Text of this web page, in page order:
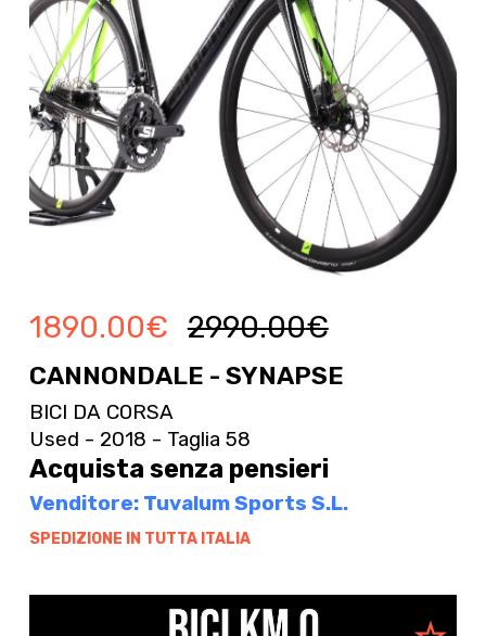
1890.00€ 2990.00€
CANNONDALE - SYNAPSE
BICI DA CORSA
Used - 2018 - Taglia 58
Acquista senza pensieri
Venditore: Tuvalum Sports S.L.
SPEDIZIONE IN TUTTA ITALIA